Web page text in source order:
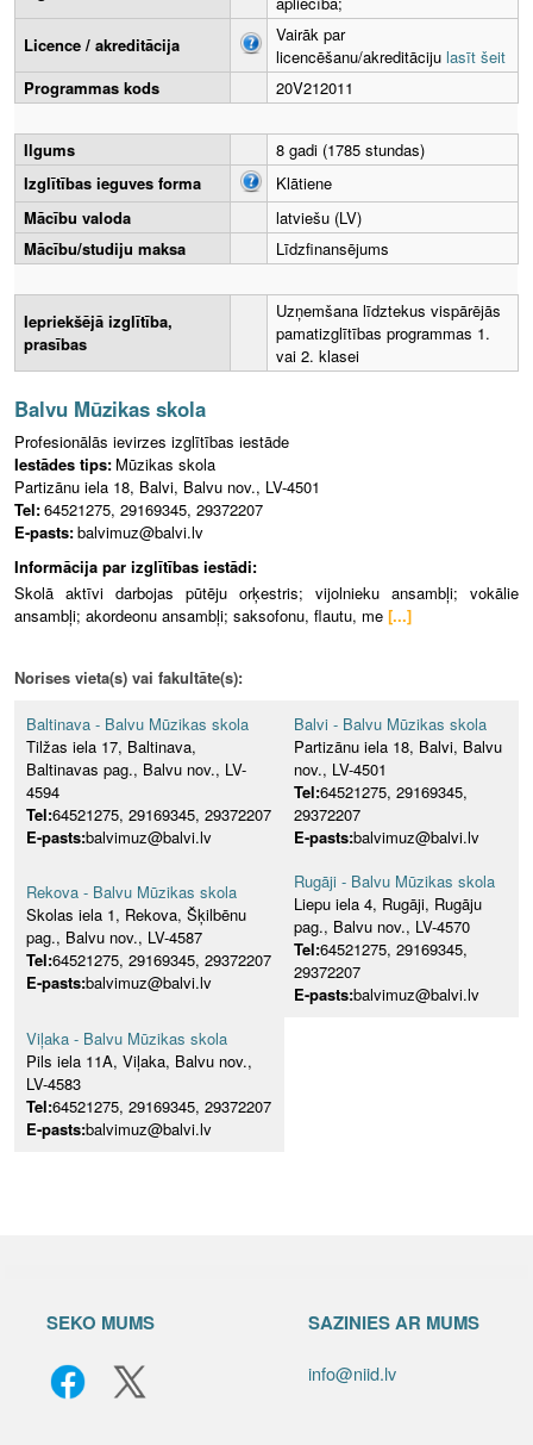
Licence / akreditācija
Vairāk par
licencēšanu/akreditāciju lasīt šeit
Programmas kods
20V212011
Ilgums
8 gadi (1785 stundas)
Izglītības ieguves forma
Klātiene
Mācību valoda
latviešu (LV)
Mācību/studiju maksa
Līdzfinansējums
Iepriekšējā izglītība,
prasības
Uzņemšana līdztekus vispārējās
pamatizglītības programmas 1.
vai 2. klasei
Balvu Mūzikas skola
Profesionālās ievirzes izglītības iestāde
Iestādes tips: Mūzikas skola
Partizānu iela 18, Balvi, Balvu nov., LV-4501
Tel:64521275, 29169345, 29372207
E-pasts:balvimuz@balvi.lv
Informācija par izglītības iestādi:
Skolā aktīvi darbojas pūtēju orķestris; vijolnieku ansambļi; vokālie
ansambļi; akordeonu ansambļi; saksofonu, flautu, me [...]
Norises vieta(s) vai fakultāte(s):
Baltinava - Balvu Mūzikas skola
Tilžas iela 17, Baltinava,
Baltinavas pag., Balvu nov., LV-
4594
Tel:64521275, 29169345, 29372207
E-pasts:balvimuz@balvi.lv
Balvi - Balvu Mūzikas skola
Partizānu iela 18, Balvi, Balvu
nov., LV-4501
Tel:64521275, 29169345,
29372207
E-pasts:balvimuz@balvi.lv
Rekova - Balvu Mūzikas skola
Skolas iela 1, Rekova, Šķilbēnu
pag., Balvu nov., LV-4587
Tel:64521275, 29169345, 29372207
E-pasts:balvimuz@balvi.lv
Rugāji - Balvu Mūzikas skola
Liepu iela 4, Rugāji, Rugāju
pag., Balvu nov., LV-4570
Tel:64521275, 29169345,
29372207
E-pasts:balvimuz@balvi.lv
Viļaka - Balvu Mūzikas skola
Pils iela 11A, Viļaka, Balvu nov.,
LV-4583
Tel:64521275, 29169345, 29372207
E-pasts:balvimuz@balvi.lv
SEKO MUMS SAZINIES AR MUMS
info@niid.lv